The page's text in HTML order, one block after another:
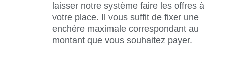
laisser notre système faire les offres à
votre place. Il vous suffit de fixer une
enchère maximale correspondant au
montant que vous souhaitez payer.